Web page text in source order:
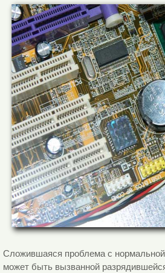
Сложившаяся проблема с нормальной
может быть вызванной